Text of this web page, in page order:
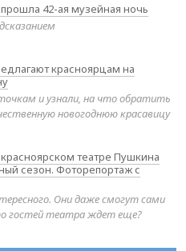
42-ая музейная ночь
красноярцам на
и узнали, на что обратить
новогоднюю красавицу
театре Пушкина
сезон. Фоторепортаж с
Они даже смогут сами
гостей театра ждет еще?